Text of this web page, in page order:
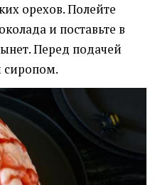
орехов. Полейте
и поставьте в
Перед подачей
сиропом.